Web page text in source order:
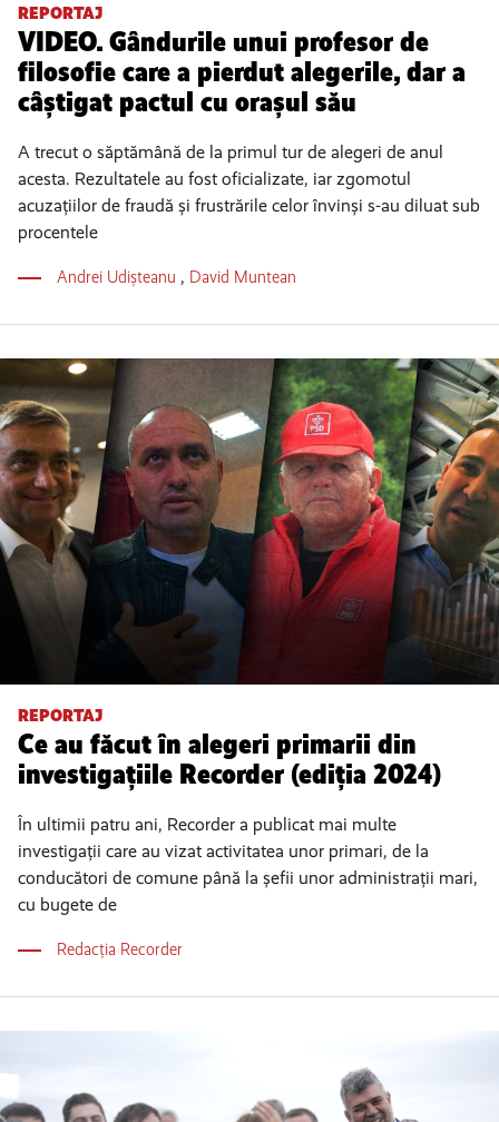
REPORTAJ
VIDEO. Gândurile unui profesor de
filosofie care a pierdut alegerile, dar a
câștigat pactul cu orașul său
A trecut o săptămână de la primul tur de alegeri de anul
acesta. Rezultatele au fost oficializate, iar zgomotul
acuzațiilor de fraudă și frustrările celor învinși s-au diluat sub
procentele
Andrei Udișteanu , David Muntean
REPORTAJ
Ce au făcut în alegeri primarii din
investigațiile Recorder (ediția 2024)
În ultimii patru ani, Recorder a publicat mai multe
investigații care au vizat activitatea unor primari, de la
conducători de comune până la șefii unor administrații mari,
cu bugete de
Redacția Recorder